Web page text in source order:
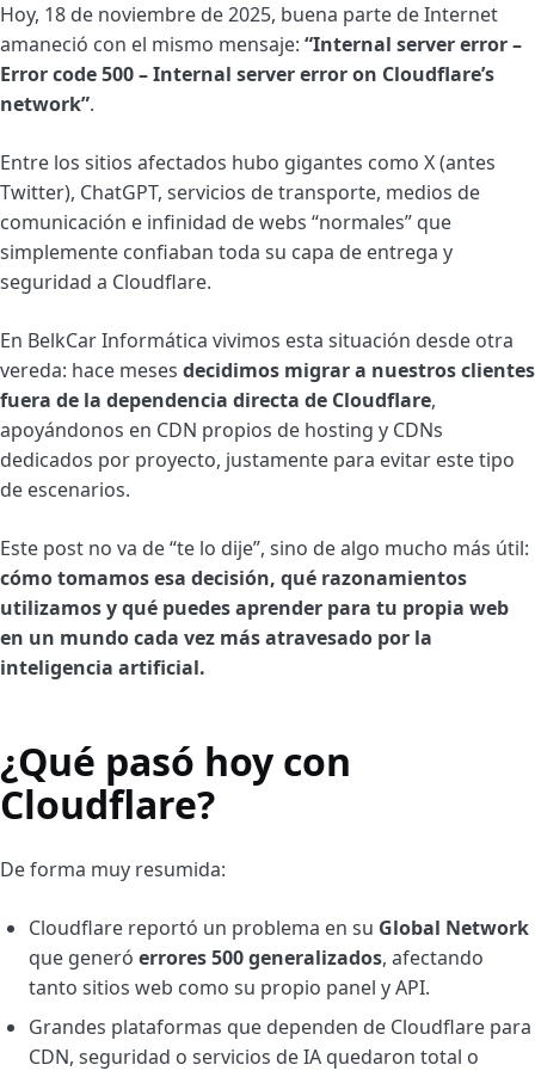
Hoy, 18 de noviembre de 2025, buena parte de Internet
amaneció con el mismo mensaje: “Internal server error –
Error code 500 – Internal server error on Cloudflare’s
network”.
Entre los sitios afectados hubo gigantes como X (antes
Twitter), ChatGPT, servicios de transporte, medios de
comunicación e infinidad de webs “normales” que
simplemente confiaban toda su capa de entrega y
seguridad a Cloudflare.
En BelkCar Informática vivimos esta situación desde otra
vereda: hace meses decidimos migrar a nuestros clientes
fuera de la dependencia directa de Cloudflare,
apoyándonos en CDN propios de hosting y CDNs
dedicados por proyecto, justamente para evitar este tipo
de escenarios.
Este post no va de “te lo dije”, sino de algo mucho más útil:
cómo tomamos esa decisión, qué razonamientos
utilizamos y qué puedes aprender para tu propia web
en un mundo cada vez más atravesado por la
inteligencia artificial.
¿Qué pasó hoy con
Cloudflare?
De forma muy resumida:
Cloudflare reportó un problema en su Global Network
que generó errores 500 generalizados, afectando
tanto sitios web como su propio panel y API.
Grandes plataformas que dependen de Cloudflare para
CDN, seguridad o servicios de IA quedaron total o